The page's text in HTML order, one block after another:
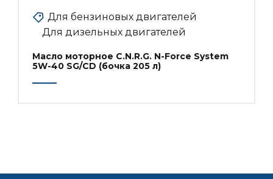
Для бензиновых двигателей
Для дизельных двигателей
Масло моторное C.N.R.G. N-Force System
5W-40 SG/CD (бочка 205 л)